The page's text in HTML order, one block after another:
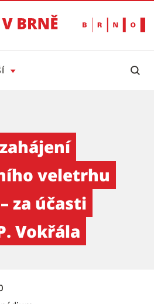
veletrhu
za účasti
Vokřála